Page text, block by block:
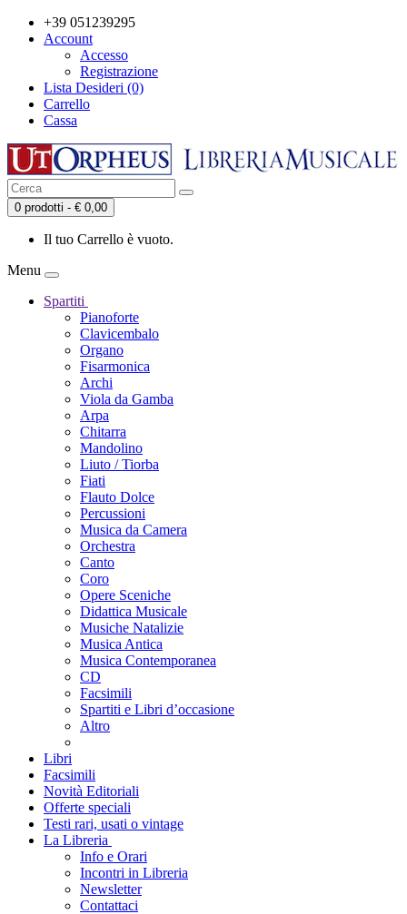
+39 051239295
Account
Accesso
Registrazione
Lista Desideri (0)
Carrello
Cassa
0 prodotti - € 0,00
Il tuo Carrello è vuoto.
Menu
Spartiti
Pianoforte
Clavicembalo
Organo
Fisarmonica
Archi
Viola da Gamba
Arpa
Chitarra
Mandolino
Liuto / Tiorba
Fiati
Flauto Dolce
Percussioni
Musica da Camera
Orchestra
Canto
Coro
Opere Sceniche
Didattica Musicale
Musiche Natalizie
Musica Antica
Musica Contemporanea
CD
Facsimili
Spartiti e Libri d’occasione
Altro
Libri
Facsimili
Novità Editoriali
Offerte speciali
Testi rari, usati o vintage
La Libreria
Info e Orari
Incontri in Libreria
Newsletter
Contattaci